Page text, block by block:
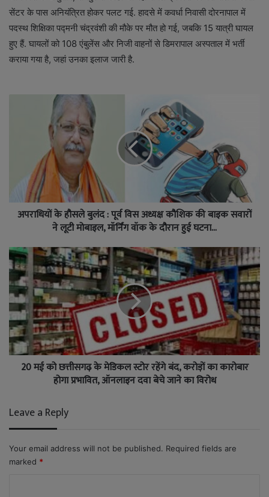
सेंटर के पास अनियंत्रित होकर पलट गई. हादसे में कवर्धा निवासी दोरनापाल में
पदस्थ शिक्षिका पद्मनी चंद्रवंशी की मौके पर मौत हो गई, जबकि 15 यात्री घायल
हुए हैं. घायलों को 108 एंबुलेंस और निजी वाहनों से डिमरापाल अस्पताल में भर्ती
कराया गया है, जहां उनका इलाज जारी है.
अपराधियों के हौसले बुलंद : पूर्व विस अध्यक्ष कौशिक की बाइक सवारों
ने लूटी मोबाइल, मॉर्निंग वॉक के दौरान हुई घटना…
20 मई को छत्तीसगढ़ के मेडिकल स्टोर रहेंगे बंद, करोड़ों का कारोबार
होगा प्रभावित, ऑनलाइन दवा बेचे जाने का विरोध
Leave a Reply
Your email address will not be published. Required fields are
marked *